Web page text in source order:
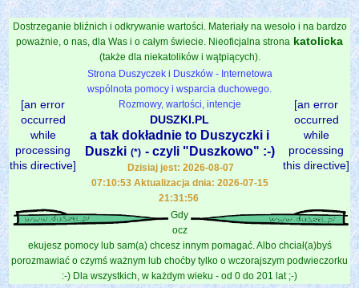
Dostrzeganie bliźnich i odkrywanie wartości. Materiały na wesoło i na bardzo
poważnie, o nas, dla Was i o całym świecie. Nieoficjalna strona katolicka
(także dla niekatolików i wątpiących).
[an error
occurred
while
processing
this directive]
Strona Duszyczek i Duszków - Internetowa
wspólnota pomocy i wsparcia duchowego.
Rozmowy, wartości, intencje
DUSZKI.PL
a tak dokładnie to Duszyczki i
Duszki (*) - czyli "Duszkowo" :-)
Dzisiaj jest: 2026-08-07
07:10:53 Aktualizacja dnia: 2026-07-15
21:31:56
[an error
occurred
while
processing
this directive]
Gdy
ocz
ekujesz pomocy lub sam(a) chcesz innym pomagać. Albo chciał(a)byś
porozmawiać o czymś ważnym lub choćby tylko o wczorajszym podwieczorku
:-) Dla wszystkich, w każdym wieku - od 0 do 201 lat ;-)